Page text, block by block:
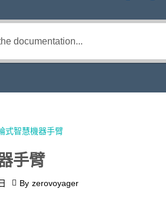
式智慧機器手臂
手臂
By zerovoyager